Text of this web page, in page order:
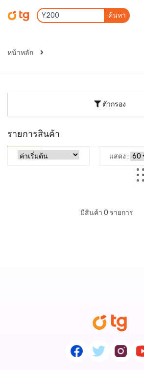
ค้นหา
หน้าหลัก
ตัวกรอง
รายการสินค้า
แสดง :
มีสินค้า 0 รายการ